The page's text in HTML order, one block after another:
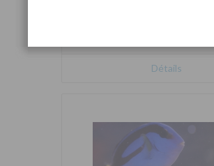
Détails